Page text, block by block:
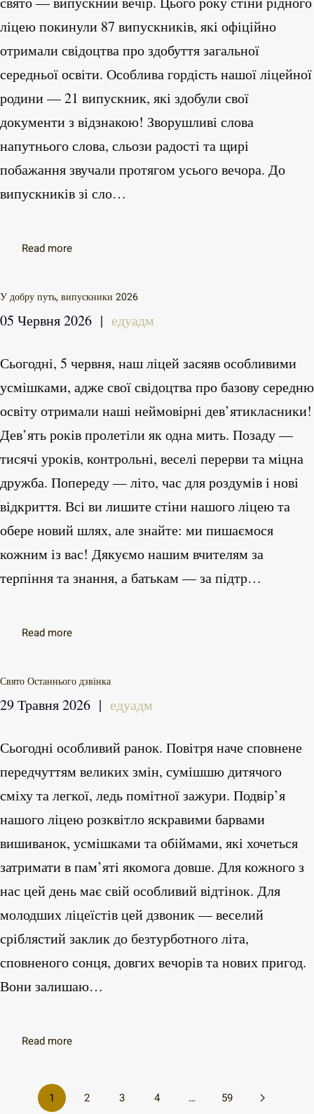
ліцею покинули 87 випускників, які офіційно
отримали свідоцтва про здобуття загальної
середньої освіти. Особлива гордість нашої ліцейної
родини — 21 випускник, які здобули свої
документи з відзнакою! Зворушливі слова
напутнього слова, сльози радості та щирі
побажання звучали протягом усього вечора. До
випускників зі сло…
Read more
У добру путь, випускники 2026
05 Червня 2026 | едуадм
Сьогодні, 5 червня, наш ліцей засяяв особливими
усмішками, адже свої свідоцтва про базову середню
освіту отримали наші неймовірні дев’ятикласники!
Дев’ять років пролетіли як одна мить. Позаду —
тисячі уроків, контрольні, веселі перерви та міцна
дружба. Попереду — літо, час для роздумів і нові
відкриття. Всі ви лишите стіни нашого ліцею та
обере новий шлях, але знайте: ми пишаємося
кожним із вас! Дякуємо нашим вчителям за
терпіння та знання, а батькам — за підтр…
Read more
Свято Останнього дзвінка
29 Травня 2026 | едуадм
Сьогодні особливий ранок. Повітря наче сповнене
передчуттям великих змін, сумішшю дитячого
сміху та легкої, ледь помітної зажури. Подвір’я
нашого ліцею розквітло яскравими барвами
вишиванок, усмішками та обіймами, які хочеться
затримати в пам’яті якомога довше. Для кожного з
нас цей день має свій особливий відтінок. Для
молодших ліцеїстів цей дзвоник — веселий
сріблястий заклик до безтурботного літа,
сповненого сонця, довгих вечорів та нових пригод.
Вони залишаю…
Read more
1 2 3 4 … 59